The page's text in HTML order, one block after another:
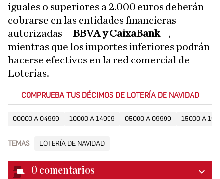
iguales o superiores a 2.000 euros deberán
cobrarse en las entidades financieras
autorizadas —BBVA y CaixaBank—,
mientras que los importes inferiores podrán
hacerse efectivos en la red comercial de
Loterías.
COMPRUEBA TUS DÉCIMOS DE LOTERÍA DE NAVIDAD
00000 A 04999 10000 A 14999 05000 A 09999 15000 A
TEMAS LOTERÍA DE NAVIDAD
0 comentarios